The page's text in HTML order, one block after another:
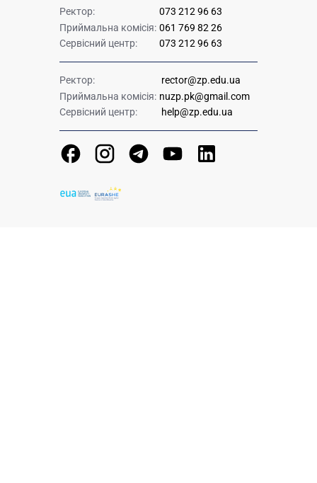
Ректор:
073 212 96 63
Приймальна комісія: 061 769 82 26
Сервісний центр:
073 212 96 63
Ректор:
rector@zp.edu.ua
Приймальна комісія: nuzp.pk@gmail.com
Сервісний центр:
help@zp.edu.ua